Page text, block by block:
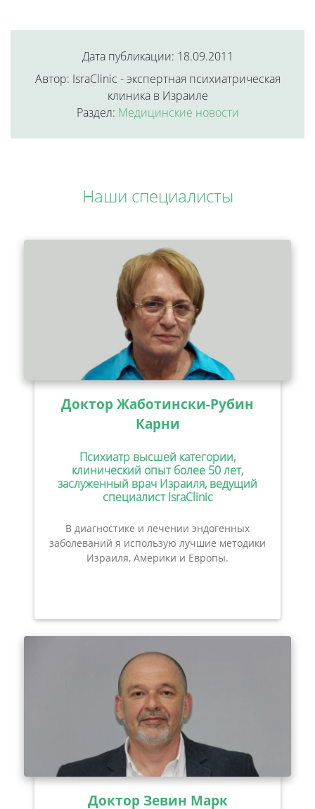
Дата публикации: 18.09.2011
Автор: IsraClinic - экспертная психиатрическая
клиника в Израиле
Раздел: Медицинские новости
Наши специалисты
Доктор Жаботински-Рубин
Карни
Психиатр высшей категории,
клинический опыт более 50 лет,
заслуженный врач Израиля, ведущий
специалист IsraClinic
В диагностике и лечении эндогенных
заболеваний я использую лучшие методики
Израиля, Америки и Европы.
Доктор Зевин Марк